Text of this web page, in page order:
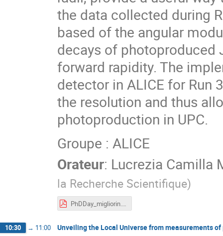
the data collected during
based of the angular
decays of photoproduced
forward rapidity. The
detector in ALICE for Run
the resolution and thus
photoproduction in UPC.
Groupe : ALICE
Orateur: Lucrezia Camilla
la Recherche Scientifique)
PhDDay_migliorin.pdf
10:30 → 11:00 Unveiling the Local Universe from measurements